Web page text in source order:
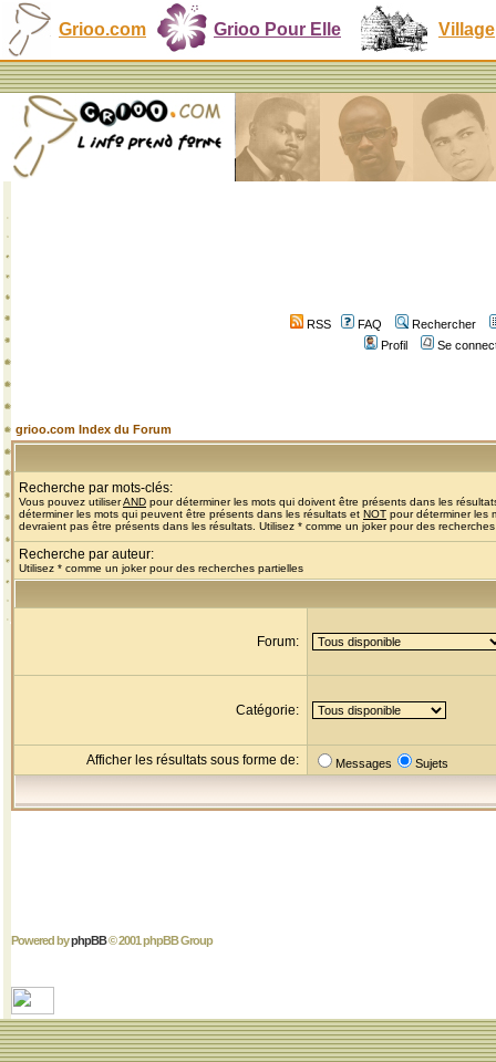
Grioo.com Grioo Pour Elle Village
RSS FAQ
Rechercher
Profil
Se
grioo.com Index du Forum
Recherche par mots-clés:
Vous pouvez utiliserAND pour déterminer les mots qui doivent être présents dans les
déterminer les mots qui peuvent être présents dans les résultats et NOT pour déterminer les
devraient pas être présents dans les résultats. Utilisez * comme un joker pour des
Recherche par auteur:
Utilisez * comme un joker pour des recherches partielles
Forum:
Catégorie:
Afficher les résultats sous forme de: Messages Sujets
Powered byphpBB© 2001 phpBB Group